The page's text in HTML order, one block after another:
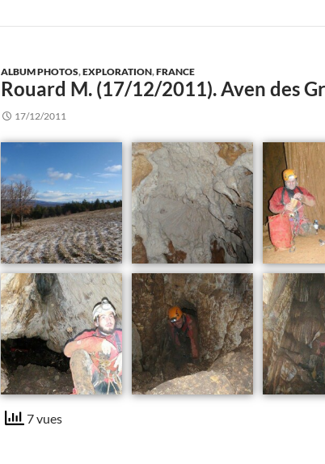
ALBUM PHOTOS,EXPLORATION,FRANCE
Rouard M. (17/12/2011). Aven des
17/12/2011
7 vues